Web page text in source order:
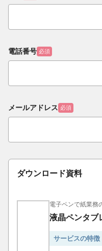
電話番号 必須
メールアドレス 必須
ダウンロード資料
電子ペンで紙業務
液晶ペンタブ
サービスの特徴